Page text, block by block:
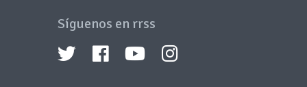
Síguenos en rrss